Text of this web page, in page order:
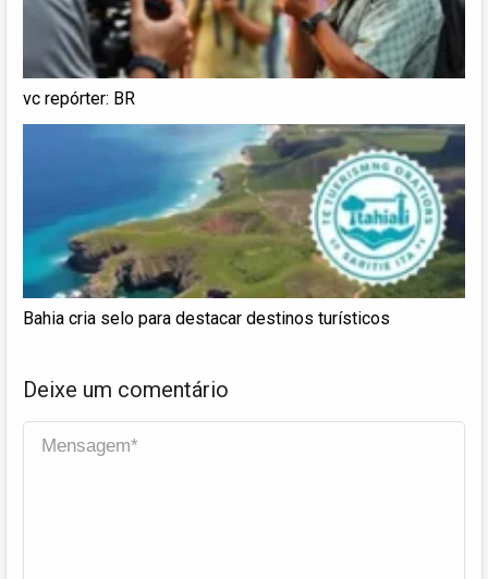
vc repórter: BR
Bahia cria selo para destacar destinos turísticos
Deixe um comentário